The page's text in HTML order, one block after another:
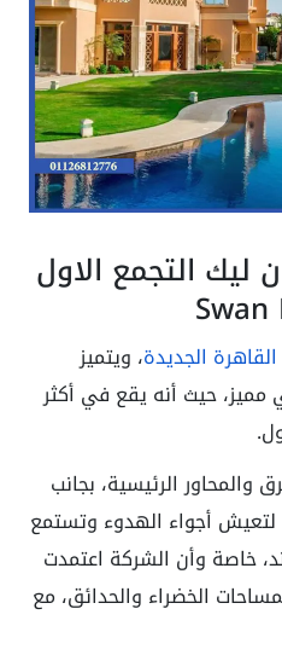
التجمع الاول
القاهرة الجديدة، ويتميز
حيث أنه يقع في أكثر
.
الرئيسية، بجانب
لتعيش أجواء الهدوء وتستمع
خاصة وأن الشركة اعتمدت
الخضراء والحدائق، مع